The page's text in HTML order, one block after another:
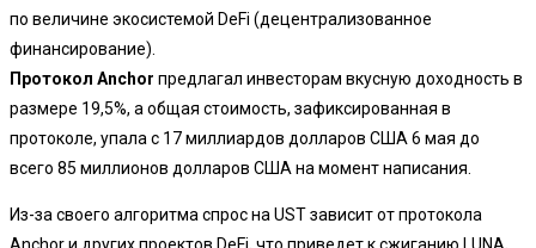
по величине экосистемой DeFi (децентрализованное
финансирование).
Протокол Anchor предлагал инвесторам вкусную доходность в
размере 19,5%, а общая стоимость, зафиксированная в
протоколе, упала с 17 миллиардов долларов США 6 мая до
всего 85 миллионов долларов США на момент написания.
Из-за своего алгоритма спрос на UST зависит от протокола